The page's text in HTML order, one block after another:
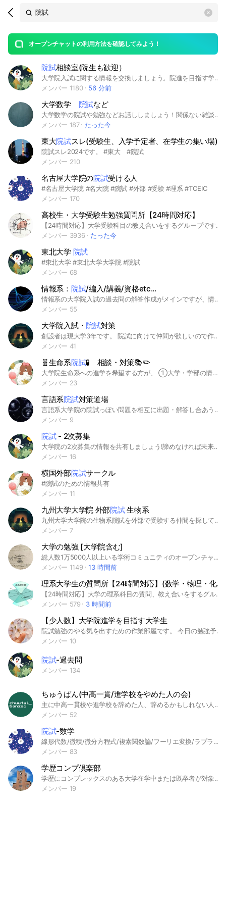
Search
OpenChats
messages
search
area
オープンチャットの利用方法を確認してみよう！
open
院試相談室(院生も歓迎）
大学院入試に関する情報を交換しましょう。院進を目指す学部生・社会人や、院試を終えて後輩にノウハウを伝えたい院生など誰でも参加歓迎です！ ※意図的に話題をそらしたり攻撃的な発言をする方にはご退出いただきます👮‍♂️ ルールを守っている限りは雑談やラフな相談もOKです！ #大学院 #院試 #勉強
メンバー 1180
56 分前
大学数学 院試など
大学数学の院試や勉強などお話ししましょう！関係ない雑談も歓迎です！気軽にご参加ください！
メンバー 187
たった今
東大院試スレ(受験生、入学予定者、在学生の集い場)
院試スレ2024です。 #東大 #院試
メンバー 210
名古屋大学院の院試受ける人
#名古屋大学院 #名大院 #院試 #外部 #受験 #理系 #TOEIC
メンバー 170
高校生・大学受験生勉強質問所【24時間対応】
【24時間対応】大学受験科目の教え合いをするグループです。 夜は質問できないというオープンチャットが多いので昼夜関係なく質問できるグループを作りました。 #勉強 #大学受験 #高校生 #受験生 #質問 #教え合い #理系 #数学 #化学 #生物 #物理 #理科 #英語 #研究室 #院試 #就活 #受験 #24時間
メンバー 3936
たった今
東北大学 院試
#東北大学 #東北大学大学院 #院試
メンバー 68
情報系： 院試/編入/講義/資格etc...
情報系の大学院入試の過去問の解答作成がメインですが、情報系の編入試験や定期テスト、デジタル区分の公務員試験や各種IT系資格試験も大歓迎です！！ プロフィールの名前は利用目的別で以下の通りに設定して欲しいです！ ・院試や編入試験対策→進学希望先の名前 ・講義や定期テスト対策→履修科目の名前 ・公務員試験対策→受験希望先の名前 ・資格試験→受験予定の情報系資格の名前 ・エンジニア→専門分野の名前 ・アカデミック→専門分野の名前 ・見るだけがいい人→目的別の名前+(閲覧専用) ※ 匿名ですが、プライバシーの関係で不安な方は設定しなくても大丈夫です！ みんなで快適に使えるオプチャにしましょう！ #院試 #過去問 #解答 #情報系 #大学院 #大学 #高専 #公務員 #技術士 #情報系資格 #Computer Science #情報学部 #工学部 #IT系
メンバー 55
大学院入試・院試対策
創設者は現大学3年です。 院試に向けて仲間が欲しいので作りました。 化学系の院試対策一緒にやってくれる方募集です
メンバー 41
🧬生命系院試🧪 相談・対策📚✏️
大学院生命系への進学を希望する方が、 ①大学・学部の情報を共有したり、相談(意見を聞くこと)できる ②院試に向けて学習を進めやすくなる(院試を解いてわからないところを聞くなど勉強会も出来そうであれば) ことを満足できるようなオープンチャットを考えてます。 ※参加者、参加人数等でやること、出来ること、制限をかけることもあると思いますのでご了承ください。 ※できる限り参加者が希望することが満たされるオープンチャットがいいと思いますので、提案・意見がございましたらお願いします🙂(他の方の意見もありますので全てできないと思いますがご了承ください。)
メンバー 23
言語系院試対策道場
言語系大学院の院試っぽい問題を相互に出題・解答し合あうオープンチャットです。ルール的なものはNotesにあるのでご一読お願いいたします。 #言語学 #日本語学 #英語学 #大学院 #院試 #linguistics
メンバー 9
院試- 2次募集
大学院の2次募集の情報を共有しましょう!諦めなければ未来は変えられます。 #大学院 #院試 #2次試験 #2次募集 #二次募集 #大学院入試 #２次募集 #２次試験
メンバー 16
横国外部院試サークル
#院試のための情報共有
メンバー 11
九州大学大学院 外部院試生物系
九州大学大学院の生物系院試を外部で受験する仲間を探しております。
メンバー 7
大学の勉強 [大学院含む]
総人数1万5000人以上いる学術コミュニティのオープンチャット支部です。 大学、大学院の勉強を、学生、社会人が教えます。 文系理系を問いません。 雑談も自由です。発言内容も自由です。 「自由で開かれた学び」がコンセプトです。 高専・通信制大学の方も歓迎です。 <大学生・大学院・社会人メイン> 学問 勉強 院試 交流の場 情報共有雑談 お悩み相談 助け合い 教育 ＊社会人で大学生に勉強を教えてくれる方を歓迎します。 医学部 国立 私立 司法試験 教員免許 獣医 数学 物理 宇宙 素粒子 生物 化学 理工 商学部 法学部 理系 心理学部 理学部 薬学部 文学部 教育学部 医学科 工学部 経営学部 看護 農学部 情報学部 プログラミング 政治 経済 マクロ ミクロ 文学 芸術 哲学 MBA 大学院 就活 塾講師 研究者 修士 博士 TOEFL 編入 新入生 春から 国家試験 院試 勉強法 旧帝大 東京大 東大 京都大 京大 北海道大 北大 東北大 難関大 筑波大 神戸大 神大 横浜国立大 横国 名古屋大 名大 大阪大 阪大 早稲田 慶應義塾大 早慶 慶応 東京外国語大 東京工業大 東工大 一橋大 九州大 九大 千葉大 広島大 東京農工大 国際教養大 岡山大 金沢大 電気通信大 電通大 東京都立大 京都工芸繊維大 お茶の水女子大 ICU 中央大 東京理科大 上智大 上智 大阪府立大 名古屋工業大 名工大 熊本大 同志社 新潟大・ 静岡大 外大 埼玉大 岐阜大・三重大・東京学芸大・立教 マーチ 信州大 明治大 東京藝術大 明治 関西学院 関関同立 長崎大・青山学院 青学 立命館 群馬大 山形大 鹿児島大 東京海洋大 弘前大・山梨大・津田塾大 国立 岩手大・富山大・愛媛大・徳島大・山口大・都留文科大・立命館大 法政大 関西大・秋田大・福島大 芝浦工業大 南山 学習院 琉球大 成蹊大 明治学院 近畿大・日本大 駒澤大・東洋大 専修大・京都産業 日本女子 東京女子大 女子大 西南学院 神奈川大 京都産業大 福岡大 恋愛 天使 癒し 平和 友達 女子 男子 大人 子供 青春 夢 希望 感謝 ありがとう 笑顔 絆 真実 心 安心 目標 自己実現 学び直し 天才 IQ ちいかわ 可愛い 漫画 ゲーム アニメ 音楽
メンバー 1149
13 時間前
理系大学生の質問所【24時間対応】(数学・物理・化学・生物・地学 etc.)
【24時間対応】大学の理系科目の質問、教え合いをするグループです。 高校範囲の質問は禁止です。 夜は質問できないというオープンチャットが多いので昼夜関係なく質問できるグループを作りました。 #勉強 #大学 #大学生 #大学院生 #院試 #質問 #教え合い #理系 #数学 #化学 #生物 #物理 #大学物理 #地学 #情報 #24時間
メンバー 579
3 時間前
【少人数】大学院進学を目指す大学生
院試勉強のやる気を出すための作業部屋です。 今日の勉強予定を報告したり、集中できない時に励まし合ったりできればと思います。 勉強の合間のちょっとした雑談や悩み相談もOK！ 少人数でゆるくやっていきたいです！ 文理問わず、院進を目指す仲間を募集中です！ 宣伝目的はNGです。 #大学院 #大学院進学 #院試 #勉強 #大学生 #研究室 #外部受験 #内部進学 #作業報告 #雑談
メンバー 10
院試-過去問
メンバー 134
ちゅうばん(中高一貫/進学校をやめた人の会)
主に中高一貫校や進学校を辞めた人、辞めるかもしれない人、そういった話に興味がある人の集まるグループです。 様々な層の方が集まり、気軽に日々の雑談や相談ができる場にしたいと考えています。 無言入退室可能です。お気軽にどうぞ！ 入室後はノートのガイドラインを一読お願いします。 ※「ちゅうばん」は中退万歳の略ですが、管理人は中退万歳と思ったことはありません。 管理人は、中高一貫中退→高認取得→浪人→大学卒業 #中高一貫 #中学受験 #高校受験 #進学校 #高校中退 #中退 #留年 #高卒認定 #高認 #通信制 #定時制 #高認試験 #浪人生 #浪人 #多浪 #大学受験 #大学生 #院試 #編入 #就職 #就活 #専門学校 #不登校 #中学生 #高校生 #大学生 #社会人 #雑談 #相談 再作成日2022/02/21 作成日2022/02/09
メンバー 52
院試-数学
線形代数/微積/微分方程式/複素関数論/フーリエ変換/ラプラス変換/確率統計での質問対応
メンバー 83
学歴コンプ倶楽部
学歴にコンプレックスのある大学在学中または既卒者が対象の部屋です。自由に語り合いましょう。 #大学受験#大学生#学部#院生#既卒#中退#高学歴#低学歴#センター試験#国立大学#私立大学#理系#文系#数学#物理#科学#理学部#医学部#工学部#文学部#社会学部#ドクター#マスター#日東駒専#日大#東洋#駒澤#専修#関関同立#旧帝大#宮廷#早稲田#慶應#上智#理科大#GMARCH#学習院#明治#青山学院#立教#中央#法政#関西#同志社#立命館#千葉大#外語大#神戸大#筑波大#埼玉大#ポスドク#修士#博士#院試#東大#京大#一橋#九大#北大#東北大#予備校#進学#進学校#御三家#模試#陰キャ#陽キャ#地底#駅弁
メンバー 19